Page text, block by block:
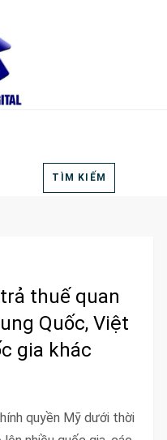
TÌM KIẾM
thuế quan
Quốc, Việt
gia khác
quyền Mỹ dưới thời